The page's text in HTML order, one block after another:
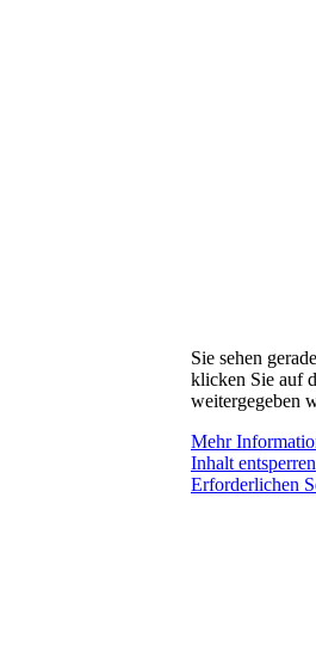
Sie sehen
klicken Sie auf
weitergegeben
Mehr
Inhalt entsperren
Erforderlichen